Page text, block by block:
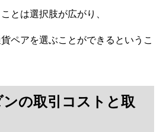
とは選択肢が広がり、
ペアを選ぶことができるというこ
の取引コストと取